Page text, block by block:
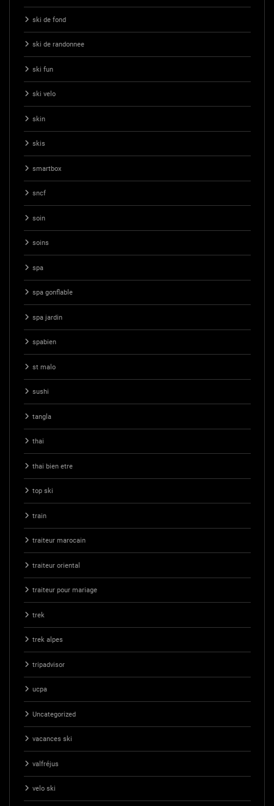
ski de fond
ski de randonnee
ski fun
ski velo
skin
skis
smartbox
sncf
soin
soins
spa
spa gonflable
spa jardin
spabien
st malo
sushi
tangla
thai
thai bien etre
top ski
train
traiteur marocain
traiteur oriental
traiteur pour mariage
trek
trek alpes
tripadvisor
ucpa
Uncategorized
vacances ski
valfréjus
velo ski